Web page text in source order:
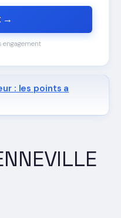
→
engagement
: les points a